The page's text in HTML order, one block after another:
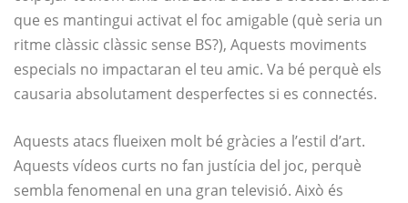
que es mantingui activat el foc amigable (què seria un
ritme clàssic clàssic sense BS?), Aquests moviments
especials no impactaran el teu amic. Va bé perquè els
causaria absolutament desperfectes si es connectés.
Aquests atacs flueixen molt bé gràcies a l’estil d’art.
Aquests vídeos curts no fan justícia del joc, perquè
sembla fenomenal en una gran televisió. Això és